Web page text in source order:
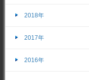
2018年
2017年
2016年